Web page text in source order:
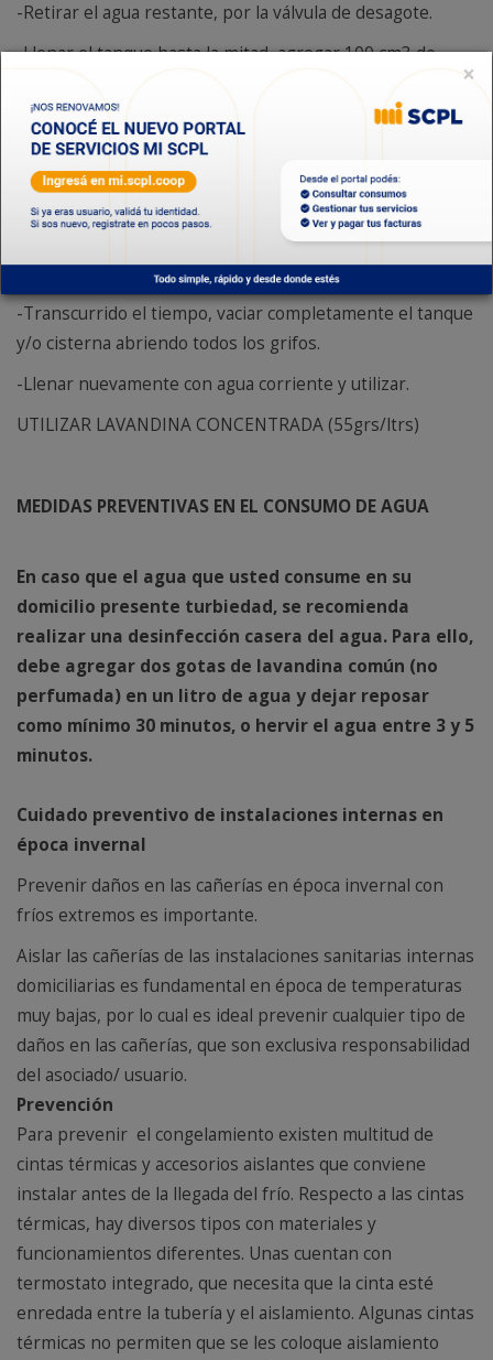
-Retirar el agua restante, por la válvula de desagote.
-Llenar el tanque hasta la mitad, agregar 100 cm3 de
lavandina por cada mil litros de agua, llenar totalmente el
tanque y/o cisterna.
-Abrir todos los grifos de la instalación y dejar correr el
agua hasta sentir el olor a lavandina, cerrar los grifos y
dejar actuar como mínimo cuatro horas. (Se desinfecta
así, el tanque, cisterna y la cañería de distribución de
agua)
-Transcurrido el tiempo, vaciar completamente el tanque
y/o cisterna abriendo todos los grifos.
-Llenar nuevamente con agua corriente y utilizar.
UTILIZAR LAVANDINA CONCENTRADA (55grs/ltrs)
MEDIDAS PREVENTIVAS EN EL CONSUMO DE AGUA
En caso que el agua que usted consume en su
domicilio presente turbiedad, se recomienda
realizar una desinfección casera del agua. Para ello,
debe agregar dos gotas de lavandina común (no
perfumada) en un litro de agua y dejar reposar
como mínimo 30 minutos, o hervir el agua entre 3 y 5
minutos.
Cuidado preventivo de instalaciones internas en
época invernal
Prevenir daños en las cañerías en época invernal con
fríos extremos es importante.
Aislar las cañerías de las instalaciones sanitarias internas
domiciliarias es fundamental en época de temperaturas
muy bajas, por lo cual es ideal prevenir cualquier tipo de
daños en las cañerías, que son exclusiva responsabilidad
del asociado/ usuario.
Prevención
Para prevenir el congelamiento existen multitud de
cintas térmicas y accesorios aislantes que conviene
instalar antes de la llegada del frío. Respecto a las cintas
térmicas, hay diversos tipos con materiales y
funcionamientos diferentes. Unas cuentan con
termostato integrado, que necesita que la cinta esté
enredada entre la tubería y el aislamiento. Algunas cintas
térmicas no permiten que se les coloque aislamiento
×